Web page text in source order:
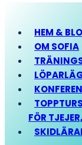
HEM &
OM SOFIA
FÖR